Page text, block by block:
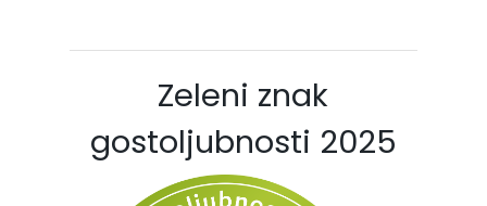
Zeleni znak
gostoljubnosti 2025